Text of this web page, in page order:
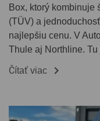
Box, ktorý kombinuje
(TÜV) a
najlepšiu cenu. V
Thule aj Northline. Tu
Čítať viac 